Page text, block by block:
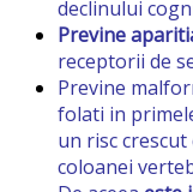
declinului
Previne
receptorii de
Previne
folati in
un risc
coloanei